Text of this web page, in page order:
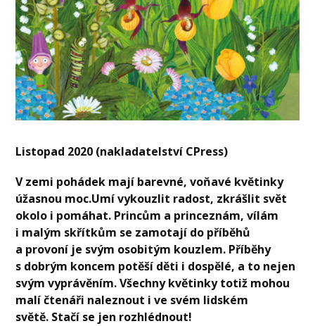
Listopad 2020 (nakladatelství CPress)
V zemi pohádek mají barevné, voňavé květinky
úžasnou moc.Umí vykouzlit radost, zkrášlit svět
okolo i pomáhat. Princům a princeznám, vílám
i malým skřítkům se zamotají do příběhů
a provoní je svým osobitým kouzlem. Příběhy
s dobrým koncem potěší děti i dospělé, a to nejen
svým vyprávěním. Všechny květinky totiž mohou
malí čtenáři naleznout i ve svém lidském
světě. Stačí se jen rozhlédnout!